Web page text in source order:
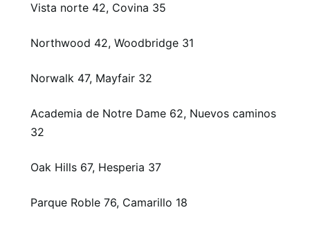
Vista norte 42, Covina 35
Northwood 42, Woodbridge 31
Norwalk 47, Mayfair 32
Academia de Notre Dame 62, Nuevos caminos
32
Oak Hills 67, Hesperia 37
Parque Roble 76, Camarillo 18